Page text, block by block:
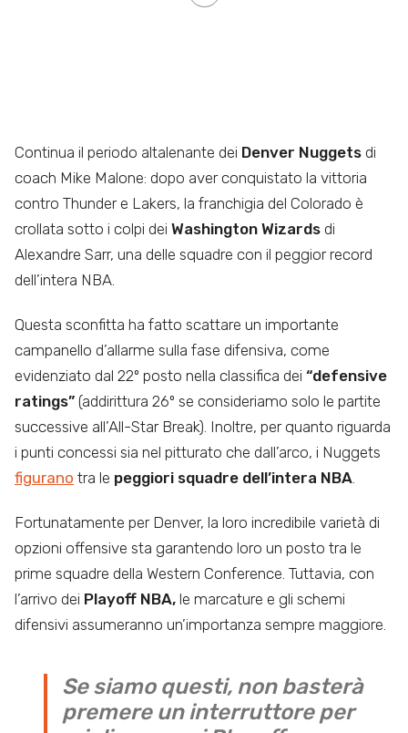
Continua il periodo altalenante dei Denver Nuggets di
coach Mike Malone: dopo aver conquistato la vittoria
contro Thunder e Lakers, la franchigia del Colorado è
crollata sotto i colpi dei Washington Wizards di
Alexandre Sarr, una delle squadre con il peggior record
dell’intera NBA.
Questa sconfitta ha fatto scattare un importante
campanello d’allarme sulla fase difensiva, come
evidenziato dal 22º posto nella classifica dei “defensive
ratings” (addirittura 26º se consideriamo solo le partite
successive all’All-Star Break). Inoltre, per quanto riguarda
i punti concessi sia nel pitturato che dall’arco, i Nuggets
figurano tra le peggiori squadre dell’intera NBA
Fortunatamente per Denver, la loro incredibile varietà di
opzioni offensive sta garantendo loro un posto tra le
prime squadre della Western Conference. Tuttavia, con
l’arrivo dei Playoff NBA, le marcature e gli schemi
difensivi assumeranno un’importanza sempre maggiore.
Se siamo questi, non basterà
premere un interruttore per